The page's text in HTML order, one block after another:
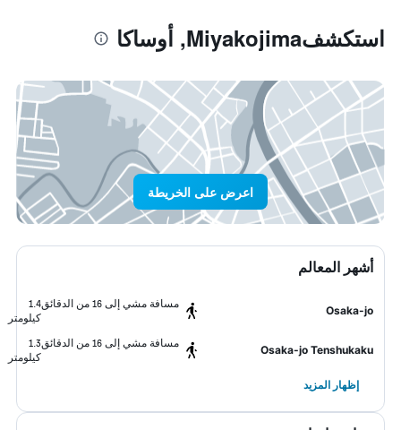
استكشفMiyakojima, أوساكا
اعرض على الخريطة
أشهر المعالم
Osaka-jo
مسافة مشي إلى 16 من الدقائق
1.4
كيلومتر
Osaka-jo Tenshukaku
مسافة مشي إلى 16 من الدقائق
1.3
كيلومتر
إظهار المزيد